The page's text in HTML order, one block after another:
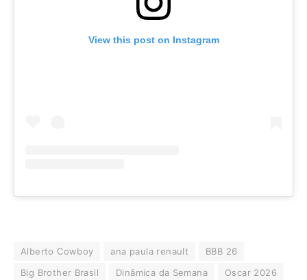
View this post on Instagram
Alberto Cowboy ana paula renault
BBB 26
Big Brother Brasil
Dinâmica da Semana
Oscar 2026